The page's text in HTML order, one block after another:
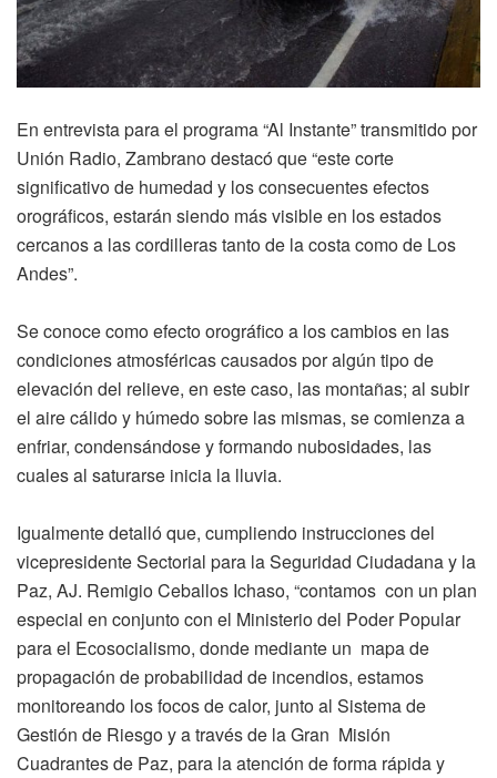
En entrevista para el programa “Al Instante” transmitido por
Unión Radio, Zambrano destacó que “este corte
significativo de humedad y los consecuentes efectos
orográficos, estarán siendo más visible en los estados
cercanos a las cordilleras tanto de la costa como de Los
Andes”.
Se conoce como efecto orográfico a los cambios en las
condiciones atmosféricas causados por algún tipo de
elevación del relieve, en este caso, las montañas; al subir
el aire cálido y húmedo sobre las mismas, se comienza a
enfriar, condensándose y formando nubosidades, las
cuales al saturarse inicia la lluvia.
Igualmente detalló que, cumpliendo instrucciones del
vicepresidente Sectorial para la Seguridad Ciudadana y la
Paz, AJ. Remigio Ceballos Ichaso, “contamos con un plan
especial en conjunto con el Ministerio del Poder Popular
para el Ecosocialismo, donde mediante un mapa de
propagación de probabilidad de incendios, estamos
monitoreando los focos de calor, junto al Sistema de
Gestión de Riesgo y a través de la Gran Misión
Cuadrantes de Paz, para la atención de forma rápida y